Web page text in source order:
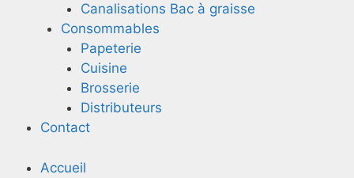
Canalisations Bac à graisse
Consommables
Papeterie
Cuisine
Brosserie
Distributeurs
Contact
Accueil